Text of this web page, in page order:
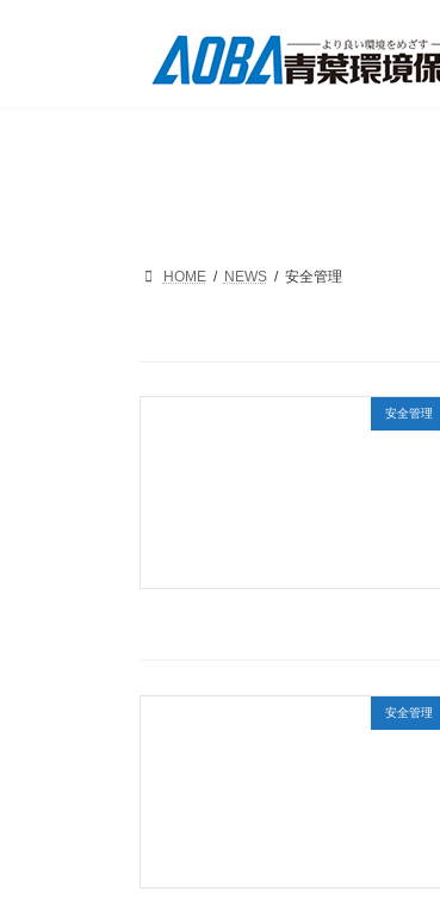
HOME NEWS 安全管理
安全管理
安全管理